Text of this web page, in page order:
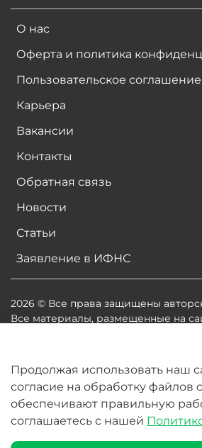
В корзину
О нас
Оферта и политика
Пользовательское соглашение
Карьера
Вакансии
Контакты
Обратная связь
Новости
Статьи
Заявление в ИФНС
2026 © Все права защищены
Все материалы, размещенные на
владельцев сайта есть
материалов. Копирование любой
повлечь за собой судебное
Продолжая использовать наш
согласие на обработку файлов
обеспечивают правильную
соглашаетесь с нашей